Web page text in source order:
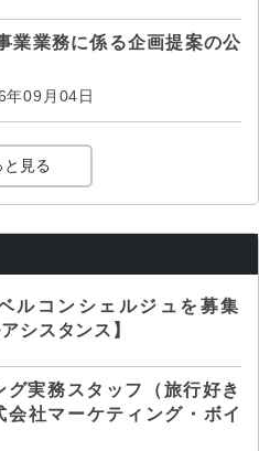
業業務に係る企画提案の公
09月04日
と見る
ルコンシェルジュを募集
シスタンス】
グ実務スタッフ（旅行好き
会社マーケティング・ボイ